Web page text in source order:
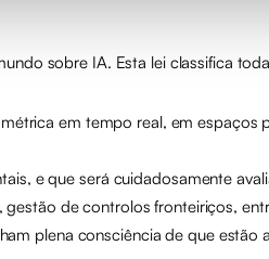
sobre IA. Esta lei classifica
em tempo real, em espaços
e que será cuidadosamente
de controlos fronteiriços,
plena consciência de que estão